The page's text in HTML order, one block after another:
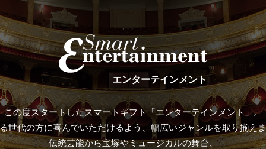
エンターテインメント
この度スタートしたスマートギフト「エンターテインメント」。
世代の方に喜んでいただけるよう、幅広いジャンルを取り揃え
伝統芸能から宝塚やミュージカルの舞台、